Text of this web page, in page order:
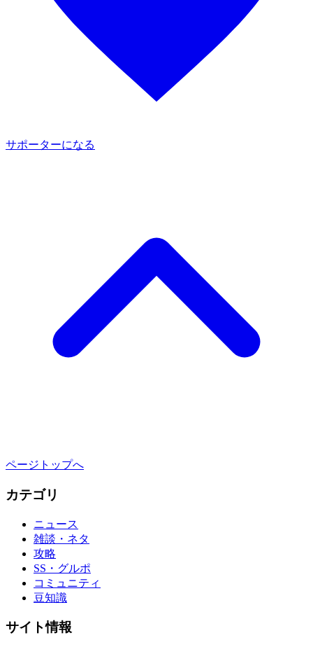
サポーターになる
ページトップへ
カテゴリ
ニュース
雑談・ネタ
攻略
SS・グルポ
コミュニティ
豆知識
サイト情報